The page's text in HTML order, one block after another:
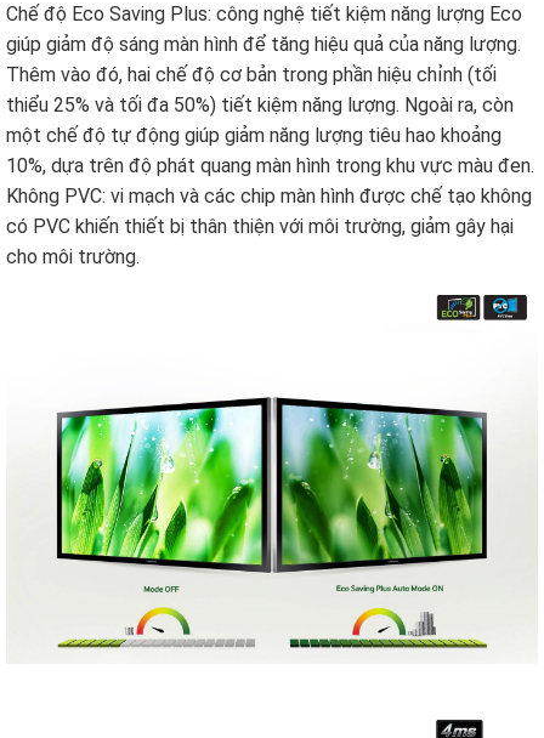
Chế độ Eco Saving Plus: công nghệ tiết kiệm năng lượng Eco
giúp giảm độ sáng màn hình để tăng hiệu quả của năng lượng.
Thêm vào đó, hai chế độ cơ bản trong phần hiệu chỉnh (tối
thiểu 25% và tối đa 50%) tiết kiệm năng lượng. Ngoài ra, còn
một chế độ tự động giúp giảm năng lượng tiêu hao khoảng
10%, dựa trên độ phát quang màn hình trong khu vực màu đen.
Không PVC: vi mạch và các chip màn hình được chế tạo không
có PVC khiến thiết bị thân thiện với môi trường, giảm gây hại
cho môi trường.